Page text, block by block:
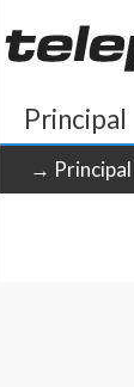
Principal
→ Principal